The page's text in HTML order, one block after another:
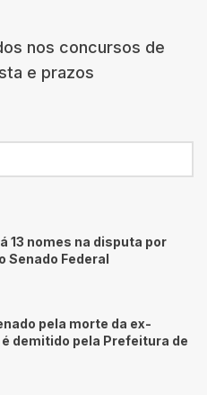
nos concursos de
e prazos
13 nomes na disputa por
Senado Federal
pela morte da ex-
demitido pela Prefeitura de